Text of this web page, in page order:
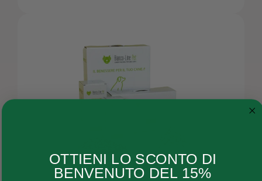
Gatto
OTTIENI LO SCONTO DI
BENVENUTO DEL 15%